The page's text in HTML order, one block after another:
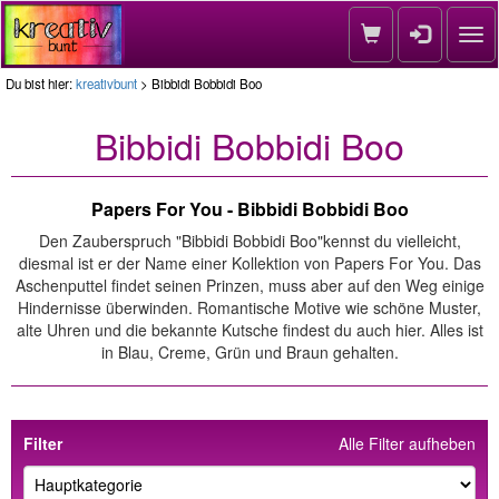
Du bist hier:kreativbunt > Bibbidi Bobbidi Boo
Bibbidi Bobbidi Boo
Papers For You - Bibbidi Bobbidi Boo
Den Zauberspruch "Bibbidi Bobbidi Boo"kennst du vielleicht,
diesmal ist er der Name einer Kollektion von Papers For You. Das
Aschenputtel findet seinen Prinzen, muss aber auf den Weg einige
Hindernisse überwinden. Romantische Motive wie schöne Muster,
alte Uhren und die bekannte Kutsche findest du auch hier. Alles ist
in Blau, Creme, Grün und Braun gehalten.
Alle Filter aufheben
Filter